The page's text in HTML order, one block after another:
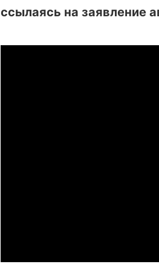
ссылаясь на заявление